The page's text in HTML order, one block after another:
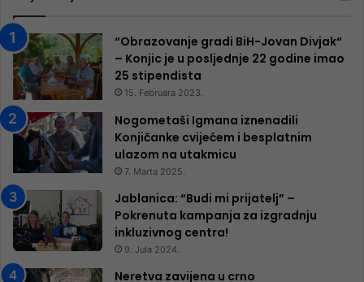
“Obrazovanje gradi BiH-Jovan Divjak“
– Konjic je u posljednje 22 godine imao
25 ​​stipendista
15. Februara 2023.
Nogometaši Igmana iznenadili
Konjičanke cvijećem i besplatnim
ulazom na utakmicu
7. Marta 2025.
Jablanica: “Budi mi prijatelj” –
Pokrenuta kampanja za izgradnju
inkluzivnog centra!
9. Jula 2024.
Neretva zavijena u crno